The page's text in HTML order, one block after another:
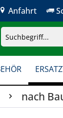
Anfahrt
nach